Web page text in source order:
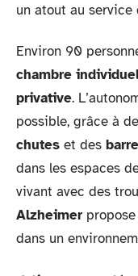
un atout au service
Environ 90
chambre
privative.
possible, grâce à
chutes et des
dans les espaces
vivant avec des
Alzheimer
dans un